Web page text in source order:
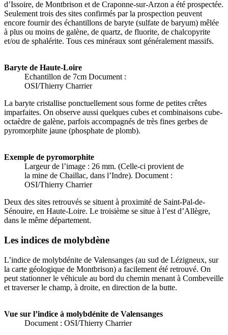
d’Issoire, de Montbrison et de Craponne-sur-Arzon a été prospectée.
Seulement trois des sites confirmés par la prospection peuvent
encore fournir des échantillons de baryte (sulfate de baryum) mêlée
à plus ou moins de galène, de quartz, de fluorite, de chalcopyrite
et/ou de sphalérite. Tous ces minéraux sont généralement massifs.
Baryte de Haute-Loire
Echantillon de 7cm Document :
OSI/Thierry Charrier
La baryte cristallise ponctuellement sous forme de petites crêtes
imparfaites. On observe aussi quelques cubes et combinaisons cube-
octaèdre de galène, parfois accompagnés de très fines gerbes de
pyromorphite jaune (phosphate de plomb).
Exemple de pyromorphite
Largeur de l’image : 26 mm. (Celle-ci provient de
la mine de Chaillac, dans l’Indre). Document :
OSI/Thierry Charrier
Deux des sites retrouvés se situent à proximité de Saint-Pal-de-
Sénouire, en Haute-Loire. Le troisième se situe à l’est d’Allègre,
dans le même département.
Les indices de molybdène
L’indice de molybdénite de Valensanges (au sud de Lézigneux, sur
la carte géologique de Montbrison) a facilement été retrouvé. On
peut stationner le véhicule au bord du chemin menant à Combeveille
et traverser le champ, à droite, en direction de la butte.
Vue sur l’indice à molybdénite de Valensanges
Document : OSI/Thierry Charrier